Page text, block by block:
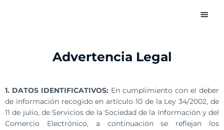
content#!trpst#/trp-Advertencia Legal
1. DATOS IDENTIFICATIVOS: En cumplimiento con el deber
de información recogido en artículo 10 de la Ley 34/2002, de
11 de julio, de Servicios de la Sociedad de la Información y del
Comercio Electrónico, a continuación se reflejan los